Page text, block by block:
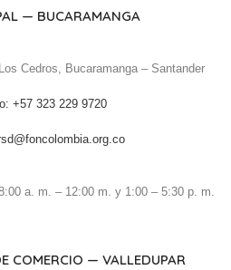
— BUCARAMANGA
Cedros, Bucaramanga – Santander
+57 323 229 9720
a. m. – 12:00 m. y 1:00 – 5:30 p. m.
COMERCIO — VALLEDUPAR